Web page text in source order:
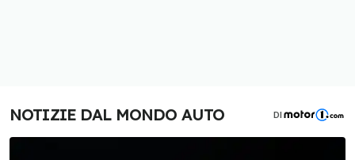
NOTIZIE DAL MONDO AUTO DI